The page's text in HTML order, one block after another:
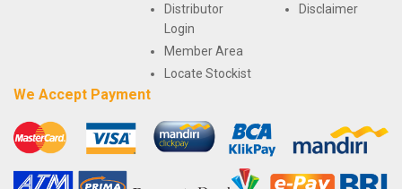
Distributor
Login
Member Area
Locate Stockist
Disclaimer
We Accept Payment